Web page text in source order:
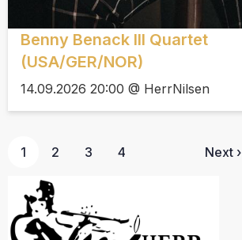
Benny Benack III Quartet
(USA/GER/NOR)
14.09.2026 20:00 @ HerrNilsen
1 2 3 4 Next ›